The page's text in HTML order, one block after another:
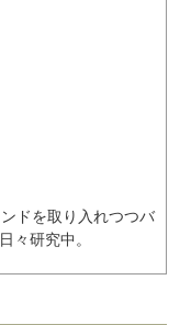
ドを取り入れつつバ
々研究中。